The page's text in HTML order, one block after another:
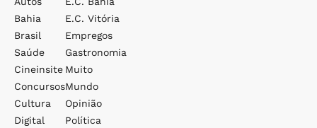
Bahia
Brasil
Saúde
Cineinsite
Concursos
Cultura
Digital
E.c. Vitória
Empregos
Gastronomia
Muito
Mundo
Opinião
Política